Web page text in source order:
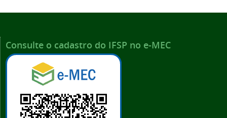
Consulte o cadastro do IFSP no e-MEC